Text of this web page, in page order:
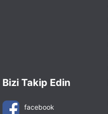
Bizi Takip Edin
facebook